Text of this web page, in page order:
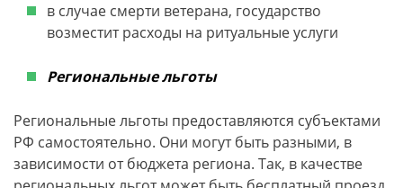
в случае смерти ветерана, государство
возместит расходы на ритуальные услуги
Региональные льготы
Региональные льготы предоставляются субъектами
РФ самостоятельно. Они могут быть разными, в
зависимости от бюджета региона. Так, в качестве